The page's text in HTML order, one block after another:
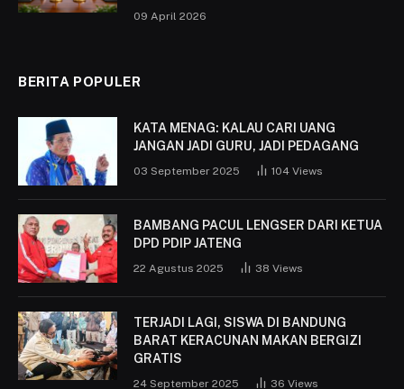
09 April 2026
BERITA POPULER
KATA MENAG: KALAU CARI UANG
JANGAN JADI GURU, JADI PEDAGANG
03 September 2025 104 Views
BAMBANG PACUL LENGSER DARI KETUA
DPD PDIP JATENG
22 Agustus 2025 38 Views
TERJADI LAGI, SISWA DI BANDUNG
BARAT KERACUNAN MAKAN BERGIZI
GRATIS
24 September 2025 36 Views